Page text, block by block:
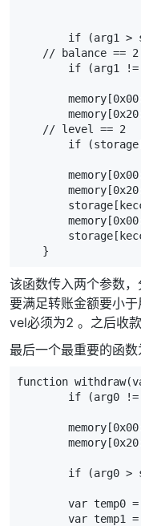
if (arg1 >
    // balance == 2
if (arg1
    // level == 2
if
    }
该函数传入两个参数
要满足转账金额要小
vel必须为2 。之后收
最后一个最重要的函数
function
if (arg0
if (arg0 >
var temp0
var temp1 =